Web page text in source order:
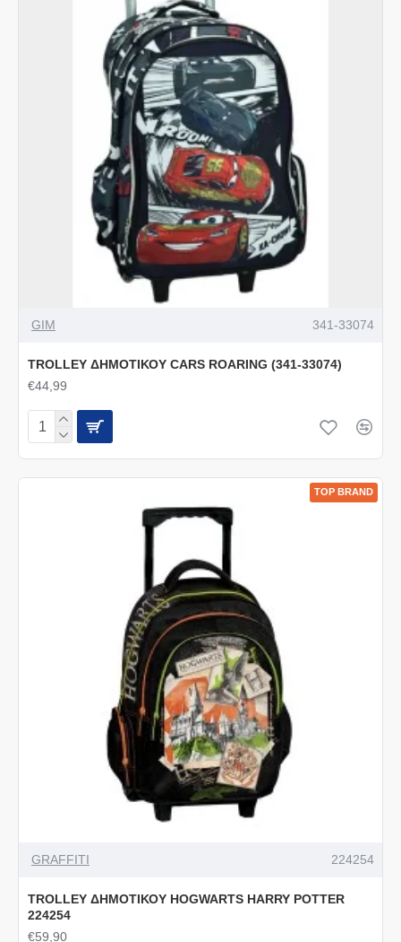
GIM 341-33074
TROLLEY ΔΗΜΟΤΙΚΟΥ CARS ROARING (341-33074)
€44,99
TOP BRAND
GRAFFITI 224254
TROLLEY ΔΗΜΟΤΙΚΟΥ HOGWARTS HARRY POTTER
224254
€59,90